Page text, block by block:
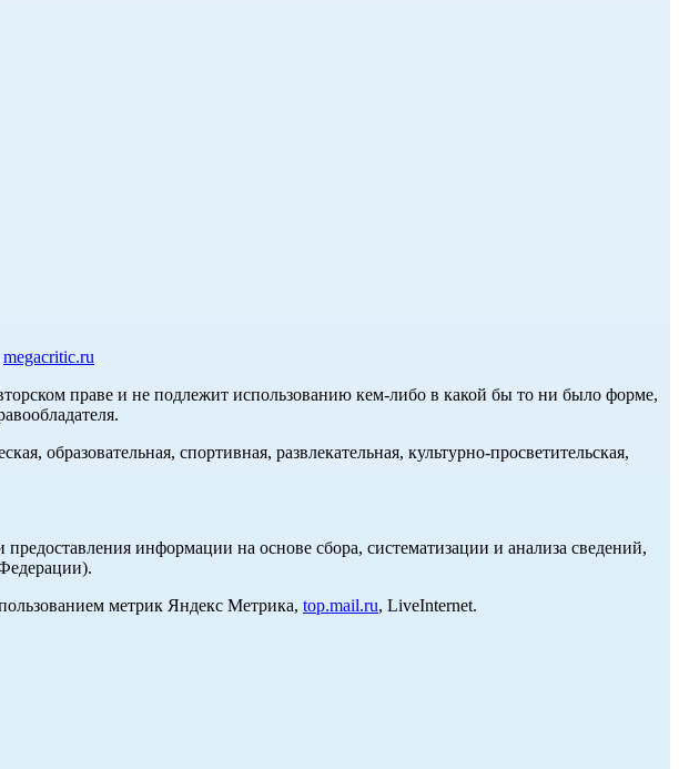
megacritic.ru
праве и не подлежит использованию кем-либо в какой бы то ни было форме,
образовательная, спортивная, развлекательная, культурно-просветительская,
информации на основе сбора, систематизации и анализа сведений,
метрик Яндекс Метрика, top.mail.ru, LiveInternet.